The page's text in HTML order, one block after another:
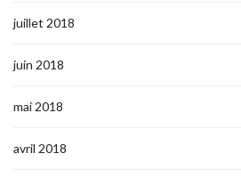
juillet 2018
juin 2018
mai 2018
avril 2018